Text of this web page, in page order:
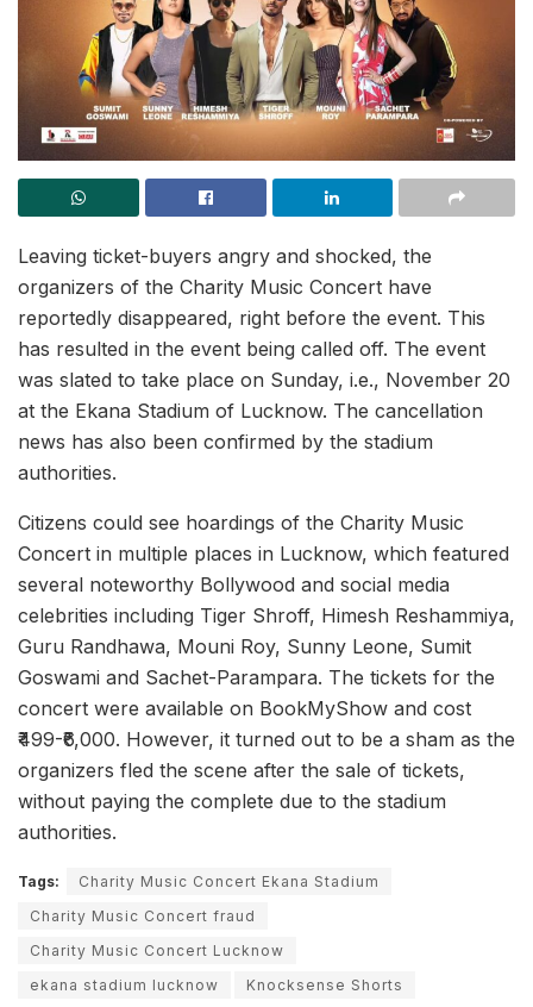
Leaving ticket-buyers angry and shocked, the
organizers of the Charity Music Concert have
reportedly disappeared, right before the event. This
has resulted in the event being called off. The event
was slated to take place on Sunday, i.e., November 20
at the Ekana Stadium of Lucknow. The cancellation
news has also been confirmed by the stadium
authorities.
Citizens could see hoardings of the Charity Music
Concert in multiple places in Lucknow, which featured
several noteworthy Bollywood and social media
celebrities including Tiger Shroff, Himesh Reshammiya,
Guru Randhawa, Mouni Roy, Sunny Leone, Sumit
Goswami and Sachet-Parampara. The tickets for the
concert were available on BookMyShow and cost
₹499-₹6,000. However, it turned out to be a sham as the
organizers fled the scene after the sale of tickets,
without paying the complete due to the stadium
authorities.
Tags:
Charity Music Concert Ekana Stadium
Charity Music Concert fraud
Charity Music Concert Lucknow
ekana stadium lucknow
Knocksense Shorts